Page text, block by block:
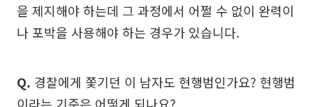
을 제지해야 하는데 그 과정에서 어쩔 수 없이 완력이
나 포박을 사용해야 하는 경우가 있습니다.
Q. 경찰에게 쫓기던 이 남자도 현행범인가요? 현행범
이라는 기준은 어떻게 되나요?